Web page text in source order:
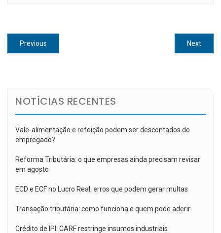
Navegação
de
Previous
post:
NextNext
post:
NOTÍCIAS RECENTES
Vale-alimentação e refeição podem ser descontados do
empregado?
Reforma Tributária: o que empresas ainda precisam revisar
em agosto
ECD e ECF no Lucro Real: erros que podem gerar multas
Transação tributária: como funciona e quem pode aderir
Crédito de IPI: CARF restringe insumos industriais